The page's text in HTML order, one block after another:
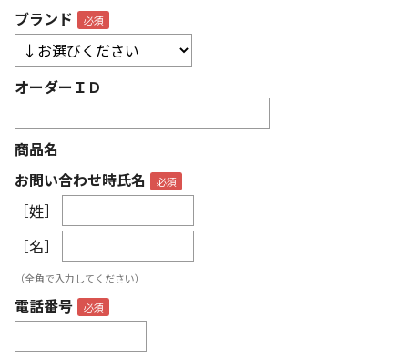
ブランド
オーダーＩＤ
商品名
お問い合わせ時氏名
［姓］
［名］
（全角で入力してください）
電話番号